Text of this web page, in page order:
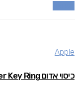
Apple
כיסוי אדום Apple – AirTag Leather Key Ring